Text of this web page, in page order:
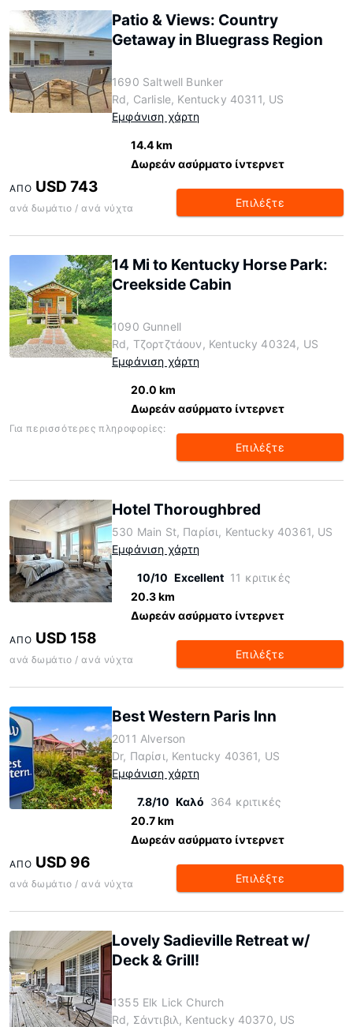
Patio & Views: Country
Getaway in Bluegrass Region
1690 Saltwell Bunker
Rd, Carlisle, Kentucky 40311, US
Εμφάνιση χάρτη
14.4 km
Δωρεάν ασύρματο ίντερνετ
ΑΠΌ USD 743
ανά δωμάτιο / ανά νύχτα Επιλέξτε
14 Mi to Kentucky Horse Park:
Creekside Cabin
1090 Gunnell
Rd, Τζορτζτάουν, Kentucky 40324, US
Εμφάνιση χάρτη
20.0 km
Δωρεάν ασύρματο ίντερνετ
Για περισσότερες πληροφορίες:
Επιλέξτε
Hotel Thoroughbred
530 Main St, Παρίσι, Kentucky 40361, US
Εμφάνιση χάρτη
10/10 Excellent 11 κριτικές
20.3 km
Δωρεάν ασύρματο ίντερνετ
ΑΠΌ USD 158
ανά δωμάτιο / ανά νύχτα Επιλέξτε
Best Western Paris Inn
2011 Alverson
Dr, Παρίσι, Kentucky 40361, US
Εμφάνιση χάρτη
7.8/10 Καλό 364 κριτικές
20.7 km
Δωρεάν ασύρματο ίντερνετ
ΑΠΌ USD 96
ανά δωμάτιο / ανά νύχτα Επιλέξτε
Lovely Sadieville Retreat w/
Deck & Grill!
1355 Elk Lick Church
Rd, Σάντιβιλ, Kentucky 40370, US